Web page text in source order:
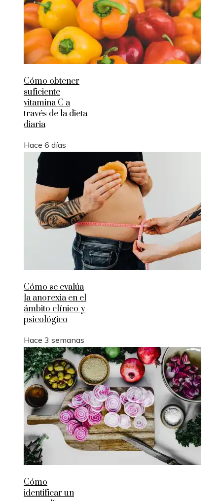
Cómo obtener
suficiente
vitamina C a
través de la dieta
diaria
Hace 6 días
Cómo se evalúa
la anorexia en el
ámbito clínico y
psicológico
Hace 3 semanas
Cómo
identificar un